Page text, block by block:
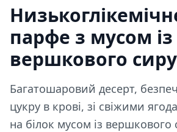
парфе з мусом із
вершкового сиру
Багатошаровий десерт,
цукру в крові, зі свіжими
на білок мусом із вершкового